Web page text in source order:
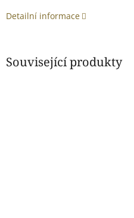
Detailní informace
Související produkty